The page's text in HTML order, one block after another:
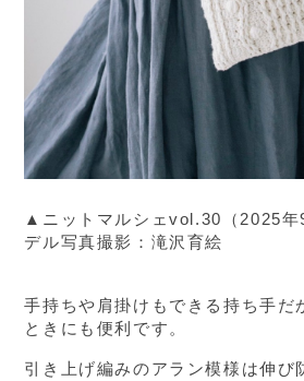
▲ニットマルシェvol.30（2025
デル写真撮影：滝沢育絵
手持ちや肩掛けもできる持ち手だ
ときにも便利です。
引き上げ編みのアラン模様は伸び